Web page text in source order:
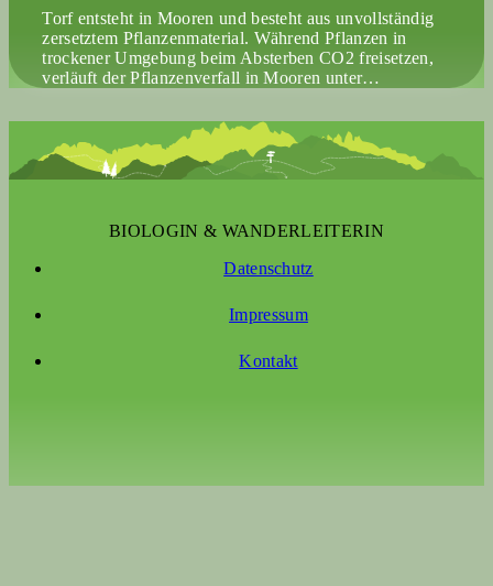
Torf entsteht in Mooren und besteht aus unvollständig
zersetztem Pflanzenmaterial. Während Pflanzen in
trockener Umgebung beim Absterben CO2 freisetzen,
verläuft der Pflanzenverfall in Mooren unter…
BIOLOGIN & WANDERLEITERIN
Datenschutz
Impressum
Kontakt